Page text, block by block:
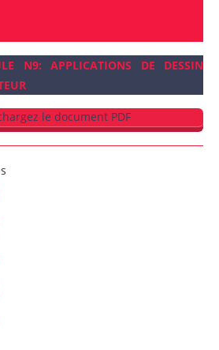
N9: APPLICATIONS DE DESSIN
le document PDF